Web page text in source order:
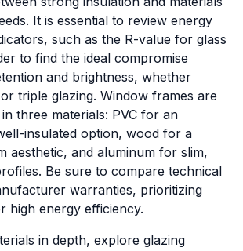
It is essential to review energy
such as the R-value for glass
to find the ideal compromise
and brightness, whether
triple glazing. Window frames are
three materials: PVC for an
insulated option, wood for a
aesthetic, and aluminum for slim,
Be sure to compare technical
warranties, prioritizing
high energy efficiency.
in depth, explore glazing